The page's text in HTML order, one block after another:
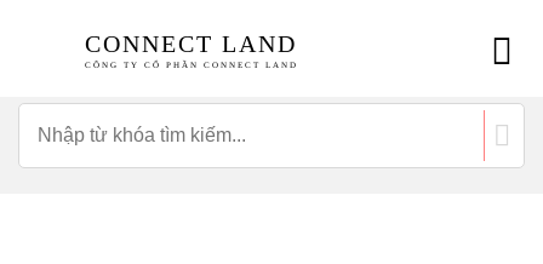
CONNECT LAND
CÔNG TY CỔ PHẦN CONNECT LAND